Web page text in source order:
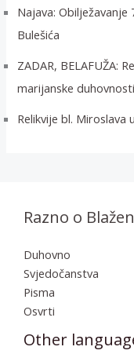
Najava:
Bulešića
ZADAR, BELAFUŽA:
marijanske
Relikvije bl. Miroslava
Razno o
Duhovno
Svjedočanstva
Pisma
Osvrti
Other